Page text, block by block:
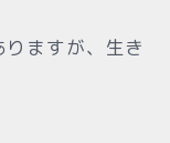
ますが、生き